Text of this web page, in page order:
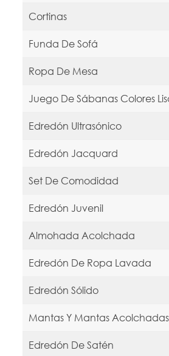
Cortinas
Funda De Sofá
Ropa De Mesa
Juego De Sábanas Colores
Edredón Ultrasónico
Edredón Jacquard
Set De Comodidad
Edredón Juvenil
Almohada Acolchada
Edredón De Ropa Lavada
Edredón Sólido
Mantas Y Mantas Acolchadas
Edredón De Satén